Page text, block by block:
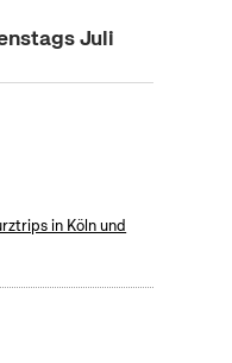
Juli
in Köln und